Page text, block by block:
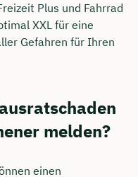
Plus und Fahrrad
XXL für eine
Gefahren für Ihren
melden?
einen